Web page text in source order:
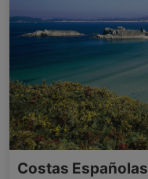
Costas Españolas